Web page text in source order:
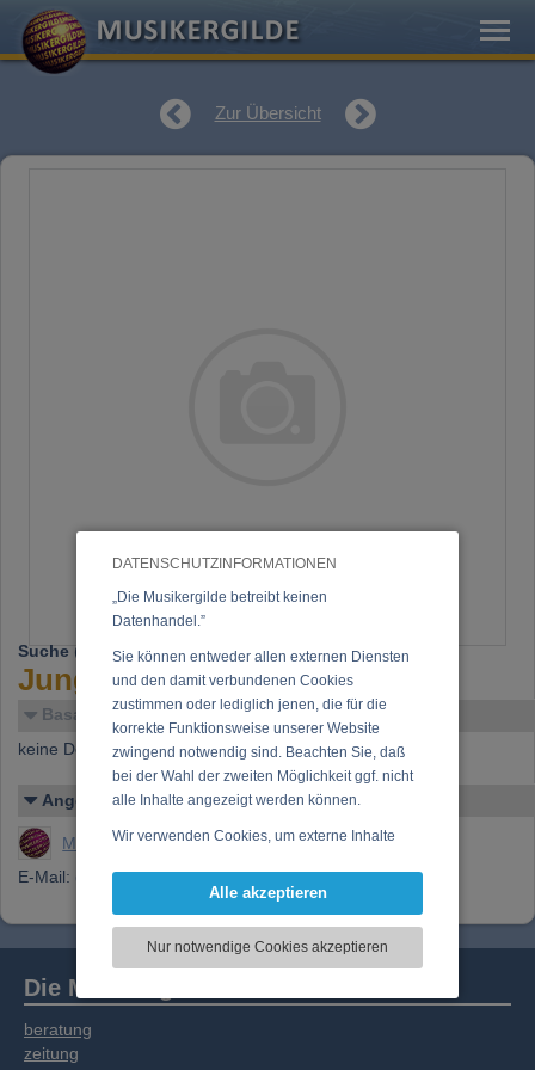
DATENSCHUTZINFORMATIONEN
„Die Musikergilde betreibt keinen
Datenhandel.”
Sie können entweder allen externen Diensten
und den damit verbundenen Cookies
zustimmen oder lediglich jenen, die für die
korrekte Funktionsweise unserer Website
zwingend notwendig sind. Beachten Sie, daß
bei der Wahl der zweiten Möglichkeit ggf. nicht
alle Inhalte angezeigt werden können.
Wir verwenden Cookies, um externe Inhalte
Funktionen für soziale Medien anbieten zu
zu analysieren. Dabei werden ggf.
Informationen zu Ihrer Verwendung unserer
soziale Medien, Werbung und Analysen
Alle akzeptieren
Nur notwendige Cookies akzeptieren
Zur Übersicht
Suche (29.08.2005):
Jungen frechen Bassist
Basar-Details
keine Details verfügbar
Angelegt von
Musikergilde Redaktion
E-Mail:
gilina@sms.at
Die Musikergilde
beratung
zeitung